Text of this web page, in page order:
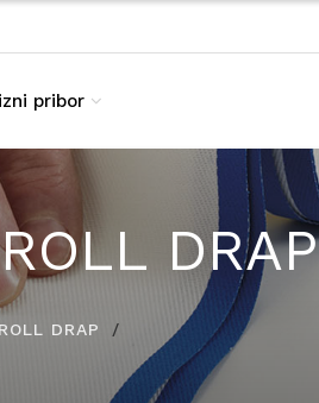
pribor
DRAP
DRAP